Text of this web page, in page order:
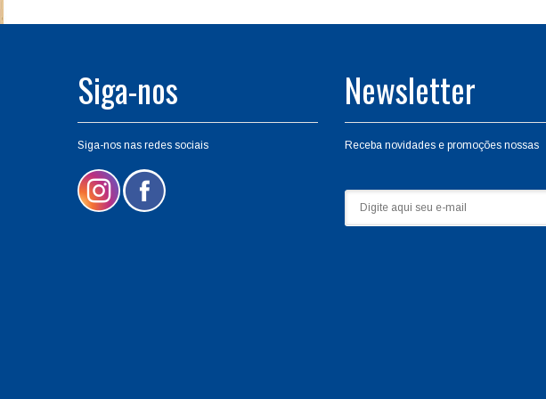
Siga-nos
Siga-nos nas redes sociais
Newsletter
Receba novidades e promoções nossas